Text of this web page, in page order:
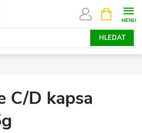
HLEDAT
NÁKUPNÍ
KOŠÍK
C/D kapsa